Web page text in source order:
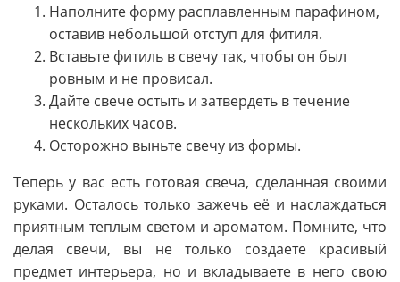
Наполните форму расплавленным парафином,
оставив небольшой отступ для фитиля.
Вставьте фитиль в свечу так, чтобы он был
ровным и не провисал.
Дайте свече остыть и затвердеть в течение
нескольких часов.
Осторожно выньте свечу из формы.
Теперь у вас есть готовая свеча, сделанная своими
руками. Осталось только зажечь её и наслаждаться
приятным теплым светом и ароматом. Помните, что
делая свечи, вы не только создаете красивый
предмет интерьера, но и вкладываете в него свою